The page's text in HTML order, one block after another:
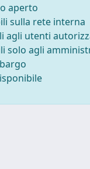
aperto
sulla rete interna
agli utenti
solo agli